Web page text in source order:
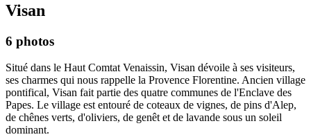
Visan
6 photos
Situé dans le Haut Comtat Venaissin, Visan dévoile à ses visiteurs,
ses charmes qui nous rappelle la Provence Florentine. Ancien village
pontifical, Visan fait partie des quatre communes de l'Enclave des
Papes. Le village est entouré de coteaux de vignes, de pins d'Alep,
de chênes verts, d'oliviers, de genêt et de lavande sous un soleil
dominant.